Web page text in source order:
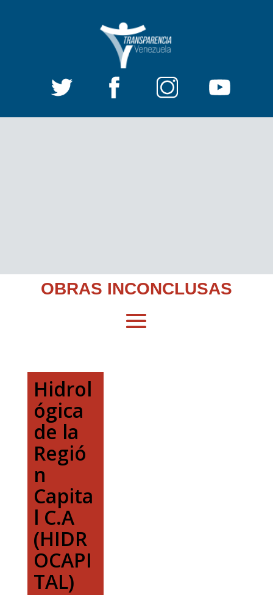
OBRAS INCONCLUSAS
Hidrol
ógica
de la
Regió
n
Capita
l C.A
(HIDR
OCAPI
TAL)